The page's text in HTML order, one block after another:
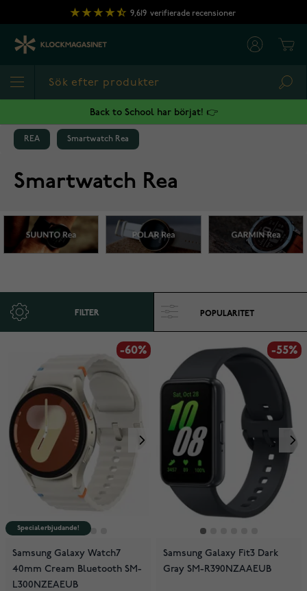
Hoppa till innehållet
9,619 verifierade recensioner
Back to School har börjat! 👉
REA Smartwatch Rea
Smartwatch Rea
FILTER
Specialerbjudande!
-60%
Samsung Galaxy Watch7
40mm Cream Bluetooth SM-
L300NZEAEUB
-55%
Samsung Galaxy Fit3 Dark
Gray SM-R390NZAAEUB